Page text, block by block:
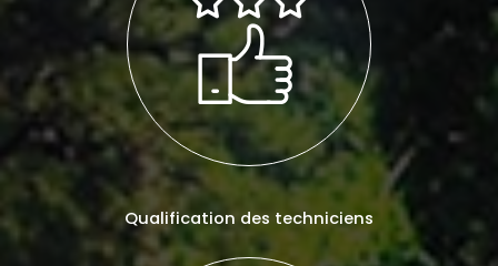
Qualification des techniciens